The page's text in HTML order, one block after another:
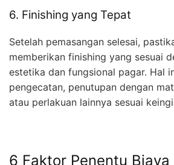
6. Finishing yang Tepat
Setelah pemasangan selesai,
memberikan finishing yang sesuai
estetika dan fungsional pagar. Hal
pengecatan, penutupan dengan
atau perlakuan lainnya sesuai
6 Faktor Penentu Biaya